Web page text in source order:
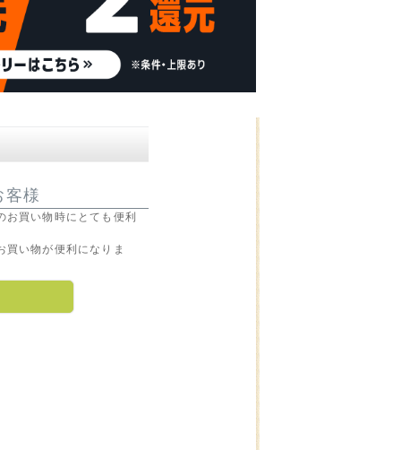
客様
買い物時にとても便利
買い物が便利になりま